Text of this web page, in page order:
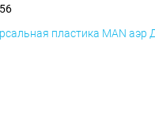
пластика MAN аэр